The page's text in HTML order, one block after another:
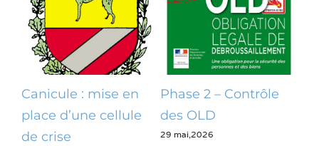
Canicule : mise en
place d’une cellule
de crise
Phase 2 – Contrôle
des OLD
29 mai,2026